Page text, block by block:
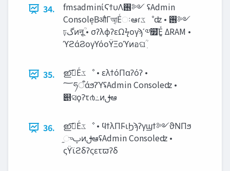
34.
fmsadminίϚϯυΛ࢖༻ ʢAdmin
Console͔ΒऔΓআ͔Εͨઃఆɾ‫ػ‬ೳʣ • ࢖༻
ঢ়‫گ‬ͷऩूִؒ • σʔλϕʔεΩϟογϡʹ༧໿͞Ε͍ͯ ΔRAM •
ϓϩάϨογϒόοΫΞοϓͷอଘؒ ִ
35.
ഇࢭ͞Εͨ‫ػ‬ೳ • ελϯόΠαʔόʔ •
؅ཧऀάϧʔϓʢAdmin Consoleʣ •
୅ସϙʔτ൪߸ͷࢦఆ
36.
ഇࢭ͞Εͨ‫ػ‬ೳ • ϥϯλΠϜιϦϡʔγϣϯ༻ϑΝΠϧ
֦ுࢠͷࢦఆʢAdmin Consoleʣ •
ςΫϊϩδʔςετϖʔδ